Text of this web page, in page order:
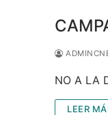
NO A LA
LEER